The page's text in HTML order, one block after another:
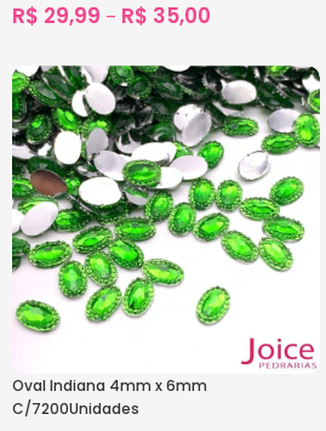
R$ 29,99 – R$ 35,00
Ver Opções
Oval Indiana 4mm x 6mm
C/7200Unidades